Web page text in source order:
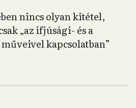
nincs olyan kitétel,
„az ifjúsági- és a
kapcsolatban”